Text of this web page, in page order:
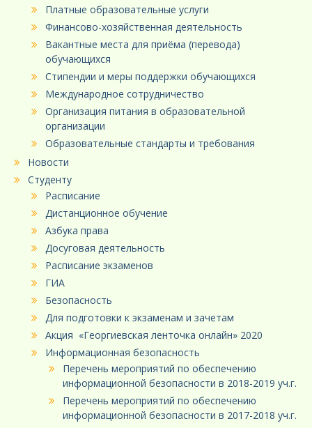
Платные образовательные услуги
Финансово-хозяйственная деятельность
Вакантные места для приёма (перевода)
обучающихся
Стипендии и меры поддержки обучающихся
Международное сотрудничество
Организация питания в образовательной
организации
Образовательные стандарты и требования
Новости
Студенту
Расписание
Дистанционное обучение
Азбука права
Досуговая деятельность
Расписание экзаменов
ГИА
Безопасность
Для подготовки к экзаменам и зачетам
Акция «Георгиевская ленточка онлайн» 2020
Информационная безопасность
Перечень мероприятий по обеспечению
информационной безопасности в 2018-2019 уч.г.
Перечень мероприятий по обеспечению
информационной безопасности в 2017-2018 уч.г.